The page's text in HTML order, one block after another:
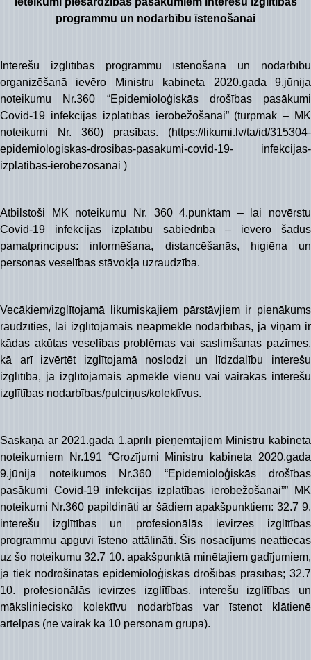
programmu un nodarbību īstenošanai
Interešu izglītības programmu īstenošanā un nodarbību
organizēšanā ievēro Ministru kabineta 2020.gada 9.jūnija
noteikumu Nr.360 “Epidemioloģiskās drošības pasākumi
Covid-19 infekcijas izplatības ierobežošanai” (turpmāk – MK
noteikumi Nr. 360) prasības. (https://likumi.lv/ta/id/315304-
epidemiologiskas-drosibas-pasakumi-covid-19- infekcijas-
izplatibas-ierobezosanai )
Atbilstoši MK noteikumu Nr. 360 4.punktam – lai novērstu
Covid-19 infekcijas izplatību sabiedrībā – ievēro šādus
pamatprincipus: informēšana, distancēšanās, higiēna un
personas veselības stāvokļa uzraudzība.
Vecākiem/izglītojamā likumiskajiem pārstāvjiem ir pienākums
raudzīties, lai izglītojamais neapmeklē nodarbības, ja viņam ir
kādas akūtas veselības problēmas vai saslimšanas pazīmes,
kā arī izvērtēt izglītojamā noslodzi un līdzdalību interešu
izglītībā, ja izglītojamais apmeklē vienu vai vairākas interešu
izglītības nodarbības/pulciņus/kolektīvus.
Saskaņā ar 2021.gada 1.aprīlī pieņemtajiem Ministru kabineta
noteikumiem Nr.191 “Grozījumi Ministru kabineta 2020.gada
9.jūnija noteikumos Nr.360 “Epidemioloģiskās drošības
pasākumi Covid-19 infekcijas izplatības ierobežošanai”” MK
noteikumi Nr.360 papildināti ar šādiem apakšpunktiem: 32.7 9.
interešu izglītības un profesionālās ievirzes izglītības
programmu apguvi īsteno attālināti. Šis nosacījums neattiecas
uz šo noteikumu 32.7 10. apakšpunktā minētajiem gadījumiem,
ja tiek nodrošinātas epidemioloģiskās drošības prasības; 32.7
10. profesionālās ievirzes izglītības, interešu izglītības un
māksliniecisko kolektīvu nodarbības var īstenot klātienē
ārtelpās (ne vairāk kā 10 personām grupā).